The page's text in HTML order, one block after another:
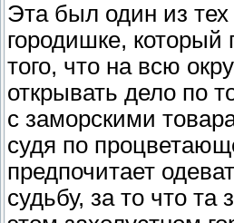
Эта был один из
городишке,
того, что на всю
открывать дело по
с заморскими
судя по
предпочитает
судьбу, за то что